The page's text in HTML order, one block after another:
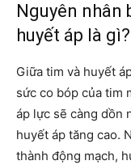
Nguyên nhân
huyết áp là gì?
Giữa tim và huyết
sức co bóp của tim
áp lực sẽ càng dồn
huyết áp tăng cao.
thành động mạch,